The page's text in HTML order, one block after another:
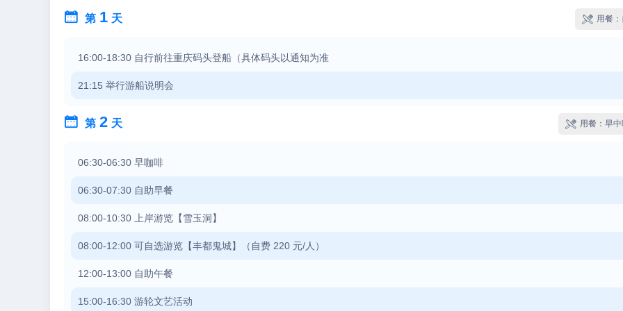
 第 1 天  用餐
16:00-18:30 自行前往重庆码头登船（具体码头以通知为准
21:15 举行游船说明会
 第 2 天  用餐：早中
06:30-06:30 早咖啡
06:30-07:30 自助早餐
08:00-10:30 上岸游览【雪玉洞】
08:00-12:00 可自选游览【丰都鬼城】（自费 220 元/人）
12:00-13:00 自助午餐
15:00-16:30 游轮文艺活动